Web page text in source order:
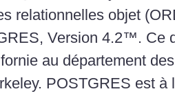
relationnelles objet
Version 4.2™. Ce
au département
POSTGRES est à